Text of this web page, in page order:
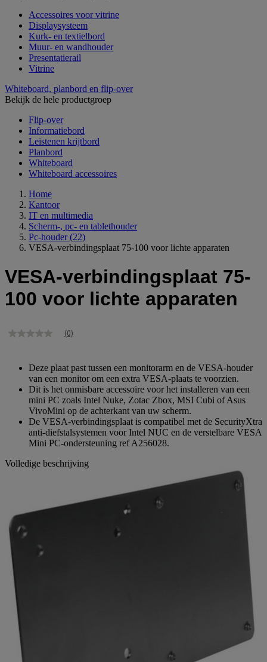
Accessoires voor vitrine
Displaysysteem
Kurk- en textielbord
Muur- en wandhouder
Presentatierail
Vitrine
Whiteboard, planbord en flip-over
Bekijk de hele productgroep
Flip-over
Informatiebord
Leistenen krijtbord
Planbord
Whiteboard
Whiteboard accessoires
Home
Kantoor
IT en multimedia
Scherm-, pc- en tablethouder
Pc-houder (22)
VESA-verbindingsplaat 75-100 voor lichte apparaten
VESA-verbindingsplaat 75-
100 voor lichte apparaten
Geen
paginalink.
(0)
Deze plaat past tussen een monitorarm en de VESA-houder
van een monitor om een extra VESA-plaats te voorzien.
Dit is het onmisbare accessoire voor het installeren van een
mini PC zoals Intel Nuke, Zotac Zbox, MSI Cubi of Asus
VivoMini op de achterkant van uw scherm.
De VESA-verbindingsplaat is compatibel met de SecurityXtra
anti-diefstalsystemen voor Intel NUC en de verstelbare VESA
Mini PC-ondersteuning ref A256028.
Volledige beschrijving